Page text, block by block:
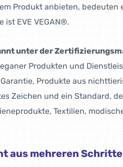
Produkt anbieten,
ist EVE VEGAN®.
unter der
Produkten und
Produkte aus
Zeichen und ein Standard,
Textilien,
aus mehre­ren